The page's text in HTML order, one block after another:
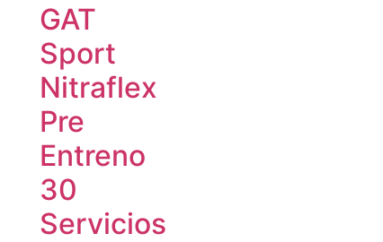
GAT
Sport
Nitraflex
Pre
Entreno
30
Servicios